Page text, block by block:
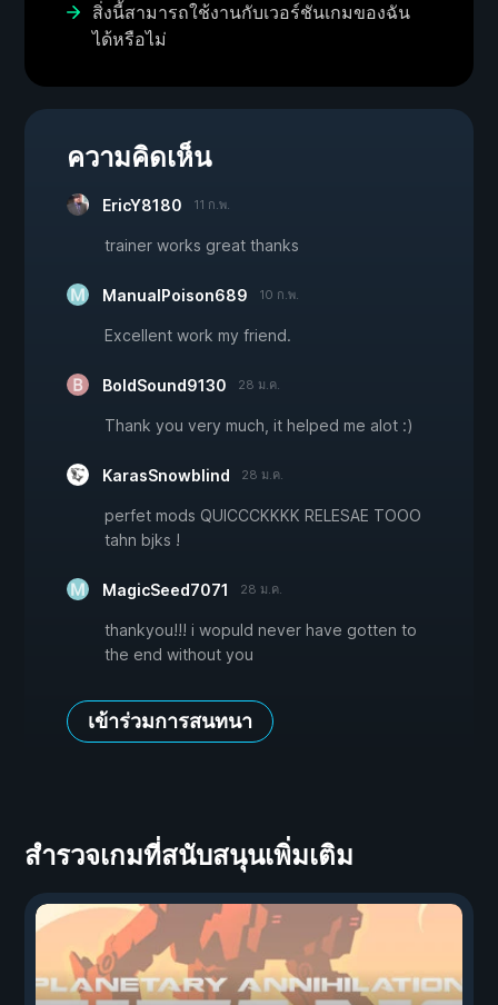
สิ่งนี้สามารถใช้งานกับเวอร์ชันเกมของฉัน
ได้หรือไม่
ความคิดเห็น
EricY8180 11 ก.พ.
trainer works great thanks
ManualPoison689 10 ก.พ.
Excellent work my friend.
BoldSound9130 28 ม.ค.
Thank you very much, it helped me alot :)
KarasSnowblind 28 ม.ค.
perfet mods QUICCCKKKK RELESAE TOOO
tahn bjks !
MagicSeed7071 28 ม.ค.
thankyou!!! i wopuld never have gotten to
the end without you
เข้าร่วมการสนทนา
สำรวจเกมที่สนับสนุนเพิ่มเติม